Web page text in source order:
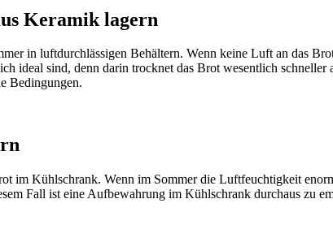
Keramik lagern
in luftdurchlässigen Behältern. Wenn keine Luft an das
ideal sind, denn darin trocknet das Brot wesentlich
Bedingungen.
im Kühlschrank. Wenn im Sommer die Luftfeuchtigkeit
Fall ist eine Aufbewahrung im Kühlschrank durchaus zu